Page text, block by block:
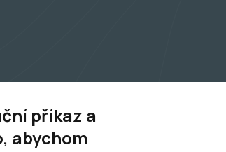
příkaz a
abychom